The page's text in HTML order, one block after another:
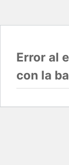
Error al
con la